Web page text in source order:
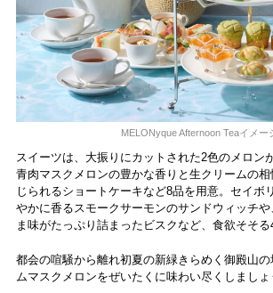
MELONyque Afternoon Teaイメー
スイーツは、大振りにカットされた2色のメロン
青肉マスクメロンの豊かな香りと生クリームの
じられるショートケーキなど8品を用意。セイボ
やかに香るスモークサーモンのサンドウィッチや
ま味がたっぷり詰まったビスクなど、食欲そそる
都会の喧騒から離れ初夏の新緑きらめく御殿山
ムマスクメロンをぜいたくに味わい尽くしましょ